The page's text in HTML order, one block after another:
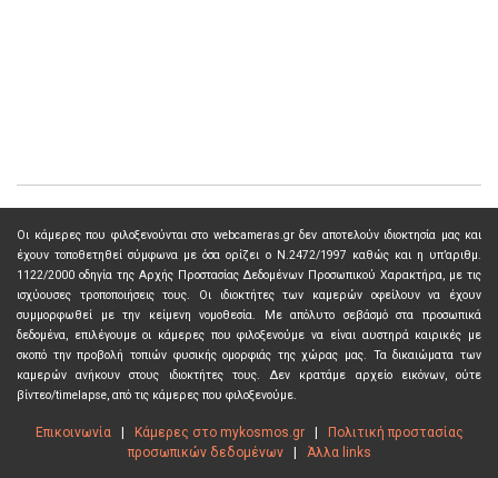
Οι κάμερες που φιλοξενούνται στο webcameras.gr δεν αποτελούν ιδιοκτησία μας και
έχουν τοποθετηθεί σύμφωνα με όσα ορίζει ο Ν.2472/1997 καθώς και η υπ’αριθμ.
1122/2000 οδηγία της Αρχής Προστασίας Δεδομένων Προσωπικού Χαρακτήρα, με τις
ισχύουσες τροποποιήσεις τους. Οι ιδιοκτήτες των καμερών οφείλουν να έχουν
συμμορφωθεί με την κείμενη νομοθεσία. Με απόλυτο σεβάσμό στα προσωπικά
δεδομένα, επιλέγουμε οι κάμερες που φιλοξενούμε να είναι αυστηρά καιρικές με
σκοπό την προβολή τοπιών φυσικής ομορφιάς της χώρας μας. Τα δικαιώματα των
καμερών ανήκουν στους ιδιοκτήτες τους. Δεν κρατάμε αρχείο εικόνων, ούτε
βίντεο/timelapse, από τις κάμερες που φιλοξενούμε.
Επικοινωνία | Κάμερες στο mykosmos.gr| Πολιτική προστασίας
προσωπικών δεδομένων| Άλλα links